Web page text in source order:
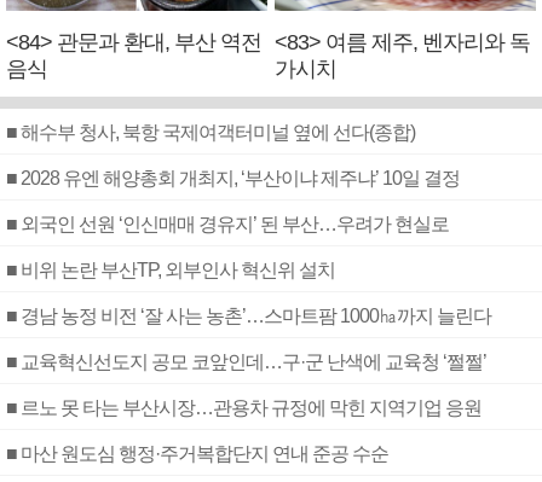
<84> 관문과 환대, 부산 역전
음식
<83> 여름 제주, 벤자리와 독
가시치
■ 해수부 청사, 북항 국제여객터미널 옆에 선다(종합)
■ 2028 유엔 해양총회 개최지, ‘부산이냐 제주냐’ 10일 결정
■ 외국인 선원 ‘인신매매 경유지’ 된 부산…우려가 현실로
■ 비위 논란 부산TP, 외부인사 혁신위 설치
■ 경남 농정 비전 ‘잘 사는 농촌’…스마트팜 1000㏊까지 늘린다
■ 교육혁신선도지 공모 코앞인데…구·군 난색에 교육청 ‘쩔쩔’
■ 르노 못 타는 부산시장…관용차 규정에 막힌 지역기업 응원
■ 마산 원도심 행정·주거복합단지 연내 준공 수순